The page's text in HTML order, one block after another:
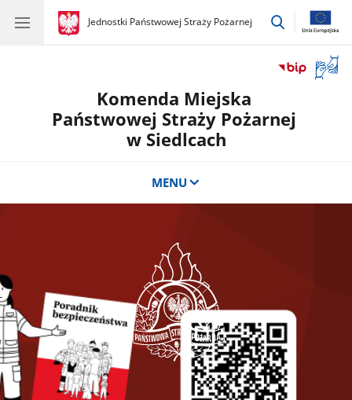
gov.pl
Jednostki Państwowej Straży Pożarnej
gov.pl
Jednostki
przejdź
okno
Komenda Miejska
Państwowej Straży Pożarnej
w Siedlcach
MENU